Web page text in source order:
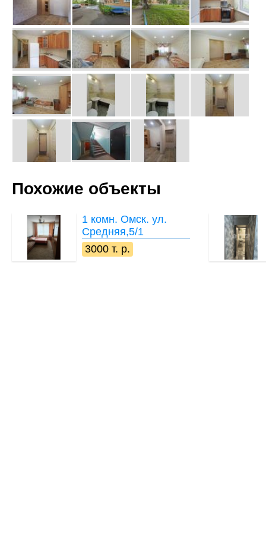
Похожие объекты
1 комн. Омск. ул.
Средняя,5/1
3000 т. р.